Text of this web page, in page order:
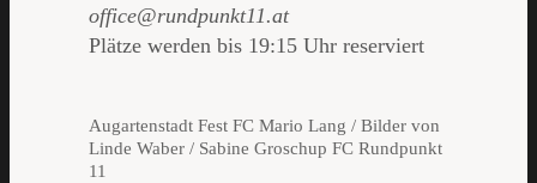
office@rundpunkt11.at
Plätze werden bis 19:15 Uhr reserviert
Augartenstadt Fest FC Mario Lang / Bilder von
Linde Waber / Sabine Groschup FC Rundpunkt
11